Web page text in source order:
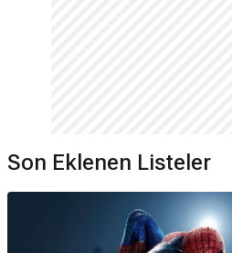
Son Eklenen Listeler